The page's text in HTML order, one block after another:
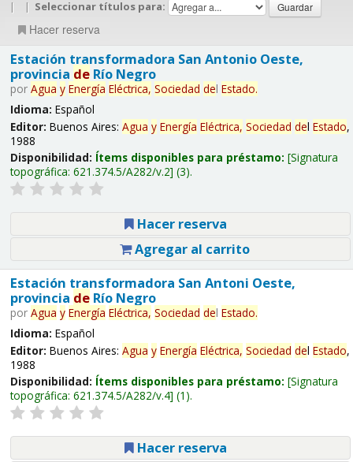
| | Seleccionar títulos para:
Hacer reserva
Estación transformadora San Antonio Oeste,
provincia deRío Negro
por Agua y Energía Eléctrica, Sociedad del Estado.
Idioma: Español
Editor: Buenos Aires: Agua y Energía Eléctrica, Sociedad del Estado,
1988
Disponibilidad: Ítems disponibles para préstamo: Signatura
topográfica: 621.374.5/A282/v.2 (3).
Hacer reserva
Agregar al carrito
Estación transformadora San Antoni Oeste,
provincia deRío Negro
por Agua y Energía Eléctrica, Sociedad del Estado.
Idioma: Español
Editor: Buenos Aires: Agua y Energía Eléctrica, Sociedad del Estado,
1988
Disponibilidad: Ítems disponibles para préstamo: Signatura
topográfica: 621.374.5/A282/v.4 (1).
Hacer reserva